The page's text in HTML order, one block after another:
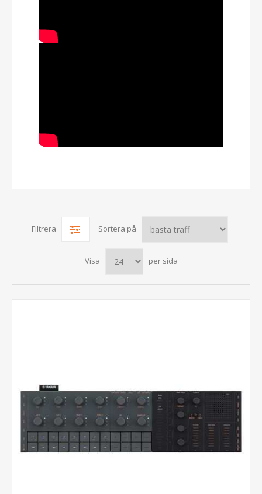
Filtrera Sortera på
Visa per sida